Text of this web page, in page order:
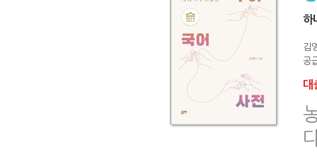
하
김
공
대